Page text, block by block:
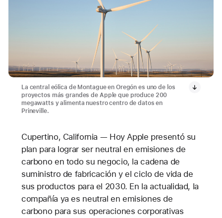
La central eólica de Montague en Oregón es uno de los
proyectos más grandes de Apple que produce 200
megawatts y alimenta nuestro centro de datos en
Prineville.
Cupertino, California — Hoy Apple presentó su
plan para lograr ser neutral en emisiones de
carbono en todo su negocio, la cadena de
suministro de fabricación y el ciclo de vida de
sus productos para el 2030. En la actualidad, la
compañía ya es neutral en emisiones de
carbono para sus operaciones corporativas